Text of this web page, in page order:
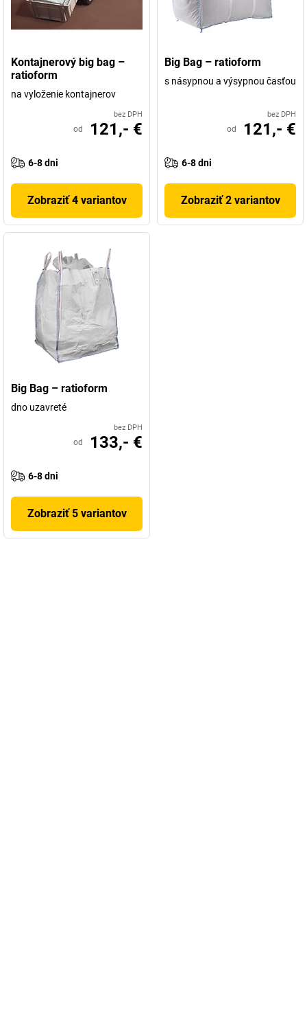
Kontajnerový big bag –
ratioform
na vyloženie kontajnerov
bez DPH
od 121,- €
6-8 dni
Zobraziť 4 variantov
Big Bag – ratioform
s násypnou a výsypnou časťou
bez DPH
od 121,- €
6-8 dni
Zobraziť 2 variantov
Big Bag – ratioform
dno uzavreté
bez DPH
od 133,- €
6-8 dni
Zobraziť 5 variantov